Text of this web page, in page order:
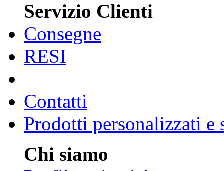
Servizio Clienti
Consegne
RESI
Contatti
Prodotti personalizzati e
Chi siamo